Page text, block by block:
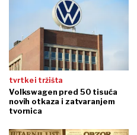
tvrtke i tržišta
Volkswagen pred 50 tisuća
novih otkaza i zatvaranjem
tvornica